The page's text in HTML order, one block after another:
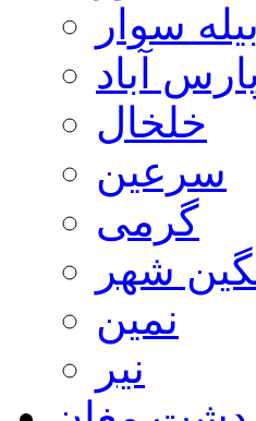
بیله سوار
پارس آباد
خلخال
سرعین
گرمی
شهر
نمین
نیر